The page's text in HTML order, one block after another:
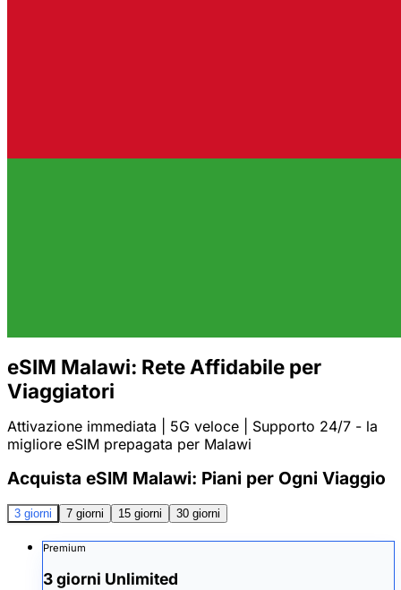
eSIM Malawi: Rete Affidabile per
Viaggiatori
Attivazione immediata | 5G veloce | Supporto 24/7 - la
migliore eSIM prepagata per Malawi
Acquista eSIM Malawi: Piani per Ogni Viaggio
3 giorni 7 giorni 15 giorni 30 giorni
Premium
3 giorni Unlimited